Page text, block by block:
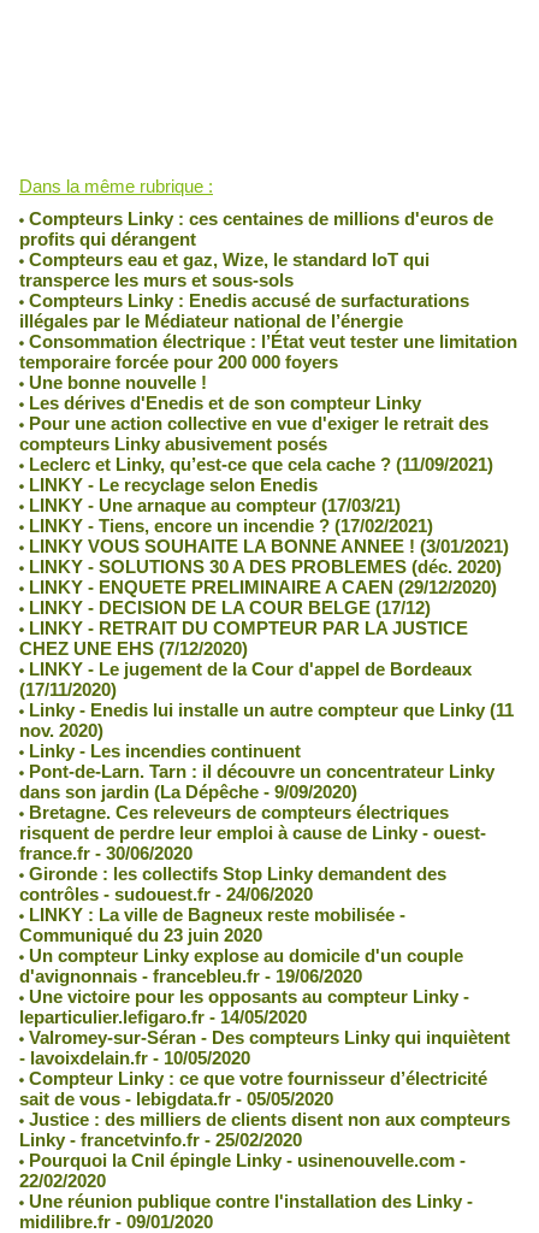
Dans la même rubrique :
Compteurs Linky : ces centaines de millions d'euros de
profits qui dérangent
Compteurs eau et gaz, Wize, le standard IoT qui
transperce les murs et sous-sols
Compteurs Linky : Enedis accusé de surfacturations
illégales par le Médiateur national de l’énergie
Consommation électrique : l’État veut tester une limitation
temporaire forcée pour 200 000 foyers
Une bonne nouvelle !
Les dérives d'Enedis et de son compteur Linky
Pour une action collective en vue d'exiger le retrait des
compteurs Linky abusivement posés
Leclerc et Linky, qu’est-ce que cela cache ? (11/09/2021)
LINKY - Le recyclage selon Enedis
LINKY - Une arnaque au compteur (17/03/21)
LINKY - Tiens, encore un incendie ? (17/02/2021)
LINKY VOUS SOUHAITE LA BONNE ANNEE ! (3/01/2021)
LINKY - SOLUTIONS 30 A DES PROBLEMES (déc. 2020)
LINKY - ENQUETE PRELIMINAIRE A CAEN (29/12/2020)
LINKY - DECISION DE LA COUR BELGE (17/12)
LINKY - RETRAIT DU COMPTEUR PAR LA JUSTICE
CHEZ UNE EHS (7/12/2020)
LINKY - Le jugement de la Cour d'appel de Bordeaux
(17/11/2020)
Linky - Enedis lui installe un autre compteur que Linky (11
nov. 2020)
Linky - Les incendies continuent
Pont-de-Larn. Tarn : il découvre un concentrateur Linky
dans son jardin (La Dépêche - 9/09/2020)
Bretagne. Ces releveurs de compteurs électriques
risquent de perdre leur emploi à cause de Linky - ouest-
france.fr - 30/06/2020
Gironde : les collectifs Stop Linky demandent des
contrôles - sudouest.fr - 24/06/2020
LINKY : La ville de Bagneux reste mobilisée -
Communiqué du 23 juin 2020
Un compteur Linky explose au domicile d'un couple
d'avignonnais - francebleu.fr - 19/06/2020
Une victoire pour les opposants au compteur Linky -
leparticulier.lefigaro.fr - 14/05/2020
Valromey-sur-Séran - Des compteurs Linky qui inquiètent
- lavoixdelain.fr - 10/05/2020
Compteur Linky : ce que votre fournisseur d’électricité
sait de vous - lebigdata.fr - 05/05/2020
Justice : des milliers de clients disent non aux compteurs
Linky - francetvinfo.fr - 25/02/2020
Pourquoi la Cnil épingle Linky - usinenouvelle.com -
22/02/2020
Une réunion publique contre l'installation des Linky -
midilibre.fr - 09/01/2020